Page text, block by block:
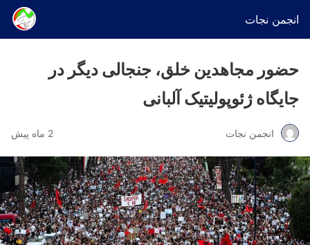
انجمن نجات
حضور مجاهدین خلق، جنجالی دیگر در
جایگاه ژئوپولیتیک آلبانی
انجمن نجات 2 ماه پیش